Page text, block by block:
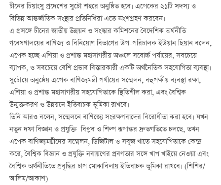
চীনের চিয়াংসু প্রদেশের সুচৌ শহরে অনুষ্ঠিত হবে। এপেকের ২১টি সদস্য ও
বিভিন্ন আন্তর্জাতিক সংস্থার প্রতিনিধিরা এতে অংশগ্রহণ করবেন।
এ প্রসঙ্গে চীনের জাতীয় উন্নয়ন ও সংস্কার কমিশনের বৈদেশিক অর্থনীতি
গবেষণালয়ের বাণিজ্য ও বিনিয়োগ বিভাগের উপ-পরিচালক ইউয়ান ছিয়ান বলেন,
এপেক হচ্ছে এশিয়া ও প্রশান্ত মহাসাগরীয় অঞ্চলে সবোর্চ্চ পর্যায়ের, সবচেয়ে
ব্যাপক, ও সবচেয়ে বেশি প্রভাব বিস্তারকারী একটি অর্থনৈতিক সহযোগিতা ব্যবস্থা।
সুচৌয়ে অনুষ্ঠেয় এপেক বাণিজ্যমন্ত্রী পর্যায়ের সম্মেলন, বহুপক্ষীয় ব্যবস্থা রক্ষা,
এশিয়া ও প্রশান্ত মহাসাগরীয় সহযোগিতাকে স্থিতিশীল করা, এবং বৈশ্বিক
উন্মুক্তকরণ ও উন্নয়নে ইতিবাচক ভূমিকা রাখবে।
তিনি আরও বলেন, সম্মেলনে বাণিজ্যে সংরক্ষণবাদের বিরোধীতা করা হবে। যখন
নতুন দফা বিজ্ঞান ও প্রযুক্তি বিপ্লব ও শিল্প রূপান্তর দ্রুতগতিতে চলছে, তখন
এপেক বাণিজ্যমন্ত্রীদের সম্মেলন, ডিজিটাল ও সবুজ খাতে সহযোগিতাকে কেন্দ্র
করে, বৈশ্বিক বিজ্ঞান ও প্রযুক্তি নবায়ণের প্রবণতার সঙ্গে খাপ খাইয়ে নেওয়া এবং
বৈশ্বিক অর্থনীতিতে প্রবৃদ্ধির চাপ মোকাবিলায় ইতিবাচক ভূমিকা রাখবে। (শিশির/
আলিম/আকাশ)